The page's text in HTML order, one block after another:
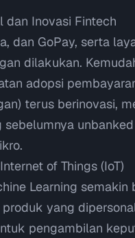
dan Inovasi Fintech
dan GoPay, serta
dilakukan.
adopsi
terus berinovasi,
sebelumnya unbanked
of Things (IoT)
Learning semakin
yang
pengambilan